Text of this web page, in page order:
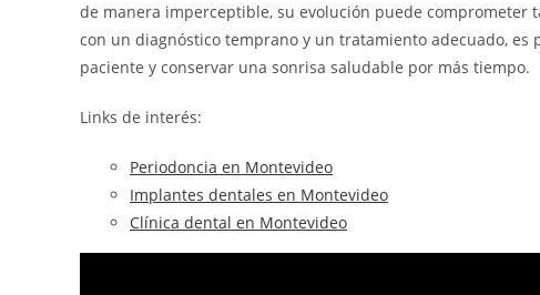
de manera imperceptible, su evolución puede comprometer
con un diagnóstico temprano y un tratamiento adecuado,
paciente y conservar una sonrisa saludable por más tiempo.
Links de interés:
Periodoncia en Montevideo
Implantes dentales en Montevideo
Clínica dental en Montevideo